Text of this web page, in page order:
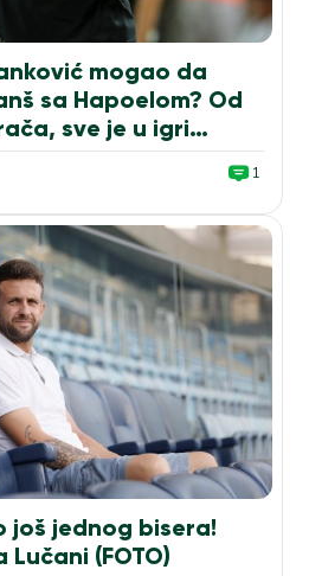
mogao da
sa Hapoelom? Od
sve je u igri…
1
još jednog bisera!
(FOTO)